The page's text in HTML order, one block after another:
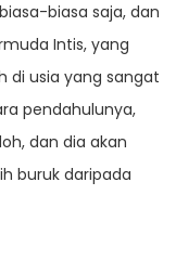
biasa saja, dan
Intis, yang
di usia yang sangat
pendahulunya,
dan dia akan
buruk daripada